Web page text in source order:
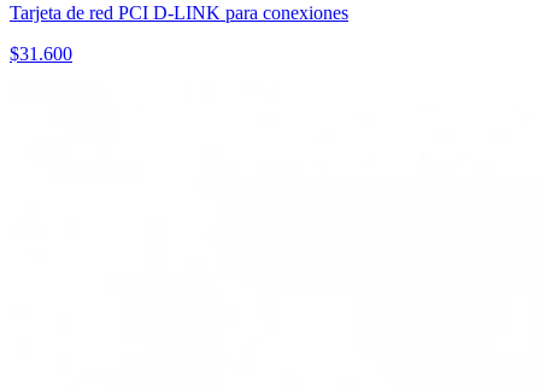
Tarjeta de red PCI D-LINK para conexiones
$31.600